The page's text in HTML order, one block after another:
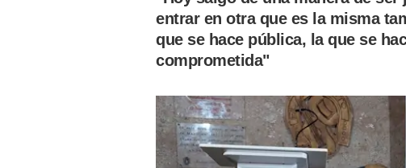
entrar en otra que es la misma
que se hace pública, la que se
comprometida"